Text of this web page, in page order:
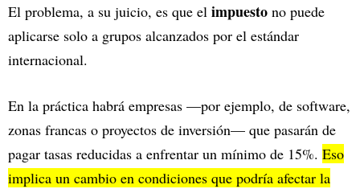
El problema, a su juicio, es que el impuesto no puede
aplicarse solo a grupos alcanzados por el estándar
internacional.
En la práctica habrá empresas —por ejemplo, de software,
zonas francas o proyectos de inversión— que pasarán de
pagar tasas reducidas a enfrentar un mínimo de 15%. Eso
implica un cambio en condiciones que podría afectar la